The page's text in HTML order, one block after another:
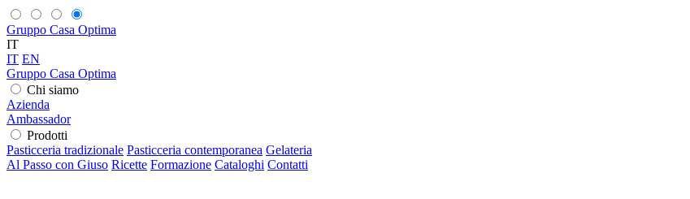
Gruppo Casa Optima
IT
IT EN
Gruppo Casa Optima
Chi siamo
Azienda
Ambassador
Prodotti
Pasticceria tradizionale Pasticceria contemporanea Gelateria
Al Passo con Giuso Ricette Formazione Cataloghi Contatti